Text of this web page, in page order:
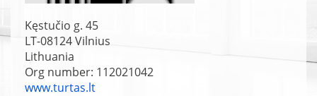
Kęstučio g. 45
LT-08124Vilnius
Lithuania
Org number: 112021042
www.turtas.lt